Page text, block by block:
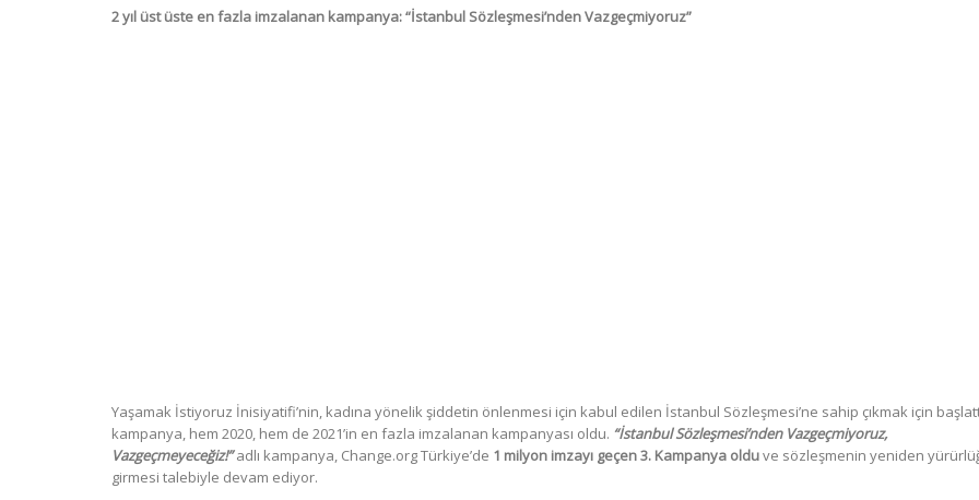
2 yıl üst üste en fazla imzalanan kampanya: “İstanbul Sözleşmesi’nden Vazgeçmiyoruz”
Yaşamak İstiyoruz İnisiyatifi’nin, kadına yönelik şiddetin önlenmesi için kabul edilen İstanbul Sözleşmesi’ne sahip çıkmak için
kampanya, hem 2020, hem de 2021’in en fazla imzalanan kampanyası oldu. “İstanbul Sözleşmesi’nden Vazgeçmiyoruz,
Vazgeçmeyeceğiz!”adlı kampanya, Change.org Türkiye’de 1 milyon imzayı geçen 3. Kampanya olduve sözleşmenin yeniden
girmesi talebiyle devam ediyor.